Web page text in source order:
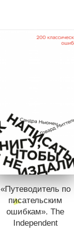
«Путеводитель по
писательским
ошибкам». The
Independent